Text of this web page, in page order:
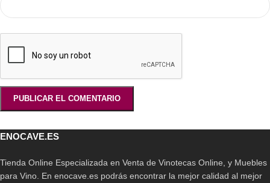
ENOCAVE.ES
Tienda Online Especializada en Venta de Vinotecas Online, y Muebles
para Vino. En enocave.es podrás encontrar la mejor calidad al mejor